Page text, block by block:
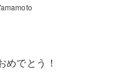
めでとう！